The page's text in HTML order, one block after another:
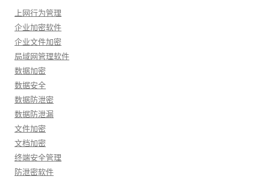
上网行为管理
企业加密软件
企业文件加密
局域网管理软件
数据加密
数据安全
数据防泄密
数据防泄漏
文件加密
文档加密
终端安全管理
防泄密软件